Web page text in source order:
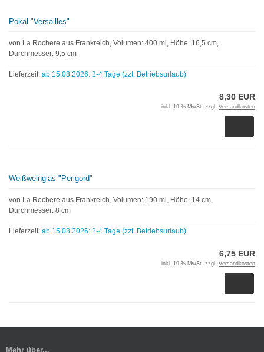
Pokal "Versailles"
von La Rochere aus Frankreich, Volumen: 400 ml, Höhe: 16,5 cm,
Durchmesser: 9,5 cm
Lieferzeit: ab 15.08.2026: 2-4 Tage (zzt. Betriebsurlaub)
8,30 EUR
inkl. 19 % MwSt. zzgl. Versandkosten
Weißweinglas "Perigord"
von La Rochere aus Frankreich, Volumen: 190 ml, Höhe: 14 cm,
Durchmesser: 8 cm
Lieferzeit: ab 15.08.2026: 2-4 Tage (zzt. Betriebsurlaub)
6,75 EUR
inkl. 19 % MwSt. zzgl. Versandkosten
Mehr über...